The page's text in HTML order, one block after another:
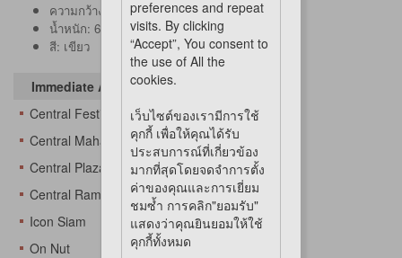
ความกว้าง: 10 ซม.
น้ำหนัก: 65
สี: เขียว
Immediate Availability At
Central Festival Eastville
Central Mahachai
Central Plaza Changwattana
Central Rama 3
Icon Siam
On Nut
preferences and repeat
visits. By clicking
“Accept”, You consent to
the use of All the
cookies.
เว็บไซต์ของเรามีการใช้
คุกกี้ เพื่อให้คุณได้รับ
ประสบการณ์ที่เกี่ยวข้อง
มากที่สุดโดยจดจำการตั้ง
ค่าของคุณและการเยี่ยม
ชมซ้ำ การคลิก"ยอมรับ"
แสดงว่าคุณยินยอมให้ใช้
คุกกี้ทั้งหมด